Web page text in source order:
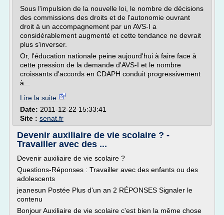
Sous l'impulsion de la nouvelle loi, le nombre de décisions
des commissions des droits et de l'autonomie ouvrant
droit à un accompagnement par un AVS-I a
considérablement augmenté et cette tendance ne devrait
plus s'inverser.
Or, l'éducation nationale peine aujourd'hui à faire face à
cette pression de la demande d'AVS-I et le nombre
croissants d'accords en CDAPH conduit progressivement
à...
Lire la suite
Date: 2011-12-22 15:33:41
Site : senat.fr
Devenir auxiliaire de vie scolaire ? -
Travailler avec des ...
Devenir auxiliaire de vie scolaire ?
Questions-Réponses : Travailler avec des enfants ou des
adolescents
jeanesun Postée Plus d'un an 2 RÉPONSES Signaler le
contenu
Bonjour Auxiliaire de vie scolaire c'est bien la même chose